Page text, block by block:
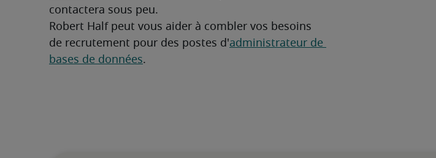
contactera sous peu.
Robert Half peut vous aider à combler vos besoins
de recrutement pour des postes d'administrateur de
bases de données.